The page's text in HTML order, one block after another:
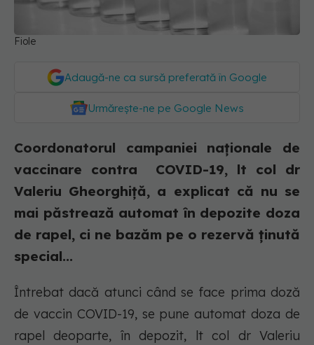
Fiole
Adaugă-ne ca sursă preferată în Google
Urmărește-ne pe Google News
Coordonatorul campaniei naționale de
vaccinare contra COVID-19, lt col dr
Valeriu Gheorghiță, a explicat că nu se
mai păstrează automat în depozite doza
de rapel, ci ne bazăm pe o rezervă ținută
special...
Întrebat dacă atunci când se face prima doză
de vaccin COVID-19, se pune automat doza de
rapel deoparte, în depozit, lt col dr Valeriu